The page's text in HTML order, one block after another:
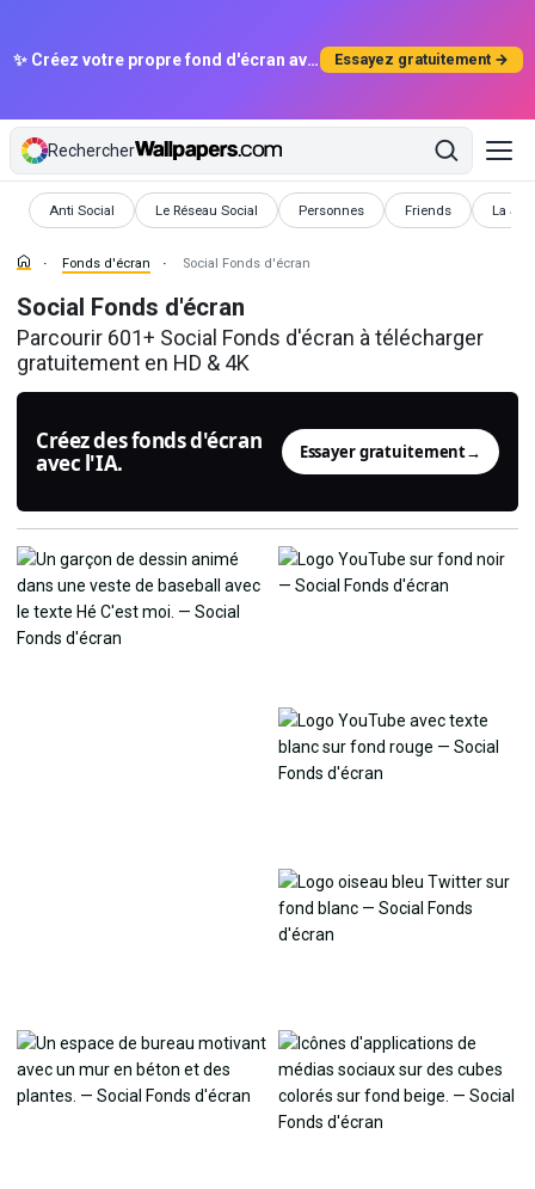
✨ Créez votre propre fond d'écran avec l'IA Essayez gratuitement →
Rechercher
Anti Social
Fonds d'écran Le Réseau Social
Fonds d'écran Personnes
Fonds d'écran Friends
Fonds d'écranLa
Fonds
Fonds d'écran Social Fonds d'écran
Social Fonds d'écran
Parcourir 601+ Social Fonds d'écran à télécharger
gratuitement en HD & 4K
Créez des fonds d'écran
avec l'IA.
Essayer gratuitement→